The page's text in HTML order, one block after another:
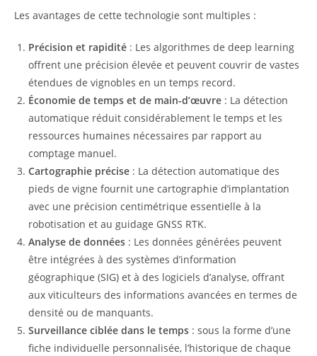
Les avantages de cette technologie sont multiples :
Précision et rapidité : Les algorithmes de deep learning
offrent une précision élevée et peuvent couvrir de vastes
étendues de vignobles en un temps record.
Économie de temps et de main-d’œuvre : La détection
automatique réduit considérablement le temps et les
ressources humaines nécessaires par rapport au
comptage manuel.
Cartographie précise : La détection automatique des
pieds de vigne fournit une cartographie d’implantation
avec une précision centimétrique essentielle à la
robotisation et au guidage GNSS RTK.
Analyse de données : Les données générées peuvent
être intégrées à des systèmes d’information
géographique (SIG) et à des logiciels d’analyse, offrant
aux viticulteurs des informations avancées en termes de
densité ou de manquants.
Surveillance ciblée dans le temps : sous la forme d’une
fiche individuelle personnalisée, l’historique de chaque